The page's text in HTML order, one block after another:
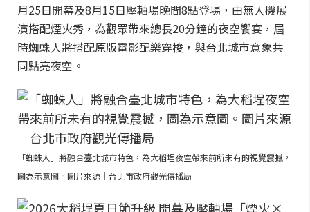
月25日開幕及8月15日壓軸場晚間8點登場，由無人機展
演搭配煙火秀，為觀眾帶來總長20分鐘的夜空饗宴，屆
時蜘蛛人將搭配原版電影配樂穿梭，與台北城市意象共
同點亮夜空。
「蜘蛛人」將融合臺北城市特色，為大稻埕夜空帶來前所未有的視覺震撼，
圖為示意圖。圖片來源｜台北市政府觀光傳播局